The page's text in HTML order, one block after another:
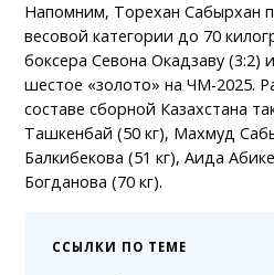
Напомним, Торехан Сабырхан
весовой категории до 70
боксера Севона Окадзаву (3:2)
шестое «золото» на ЧМ-2025.
составе сборной Казахстана
Ташкенбай (50 кг), Махмуд
Балкибекова (51 кг), Аида
Богданова (70 кг).
ССЫЛКИ ПО ТЕМЕ